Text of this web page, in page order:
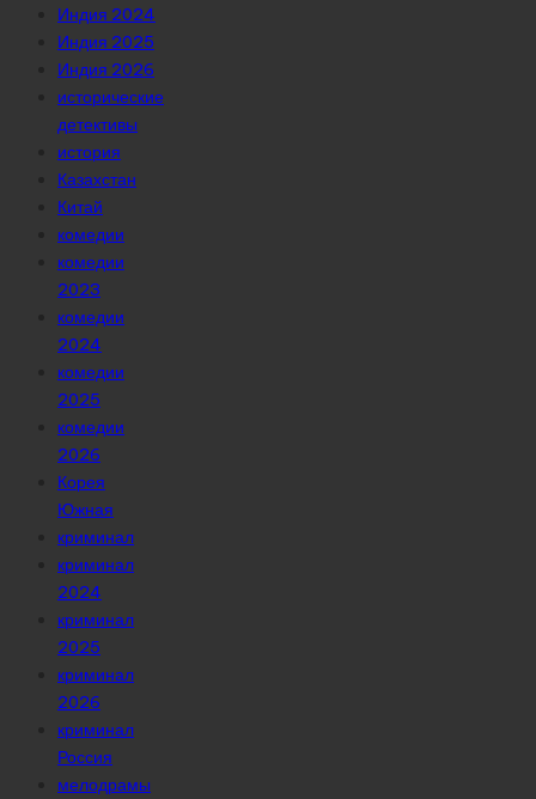
Индия 2024
Индия 2025
Индия 2026
исторические
детективы
история
Казахстан
Китай
комедии
комедии
2023
комедии
2024
комедии
2025
комедии
2026
Корея
Южная
криминал
криминал
2024
криминал
2025
криминал
2026
криминал
Россия
мелодрамы